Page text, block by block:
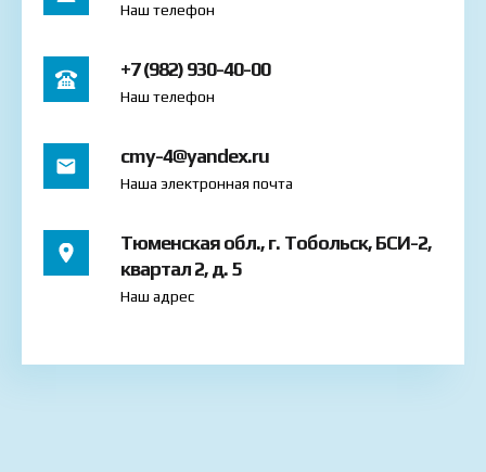
Наш телефон
+7 (982) 930-40-00
Наш телефон
cmy-4@yandex.ru
Наша электронная почта
Тюменская обл., г. Тобольск, БСИ-2,
квартал 2, д. 5
Наш адрес